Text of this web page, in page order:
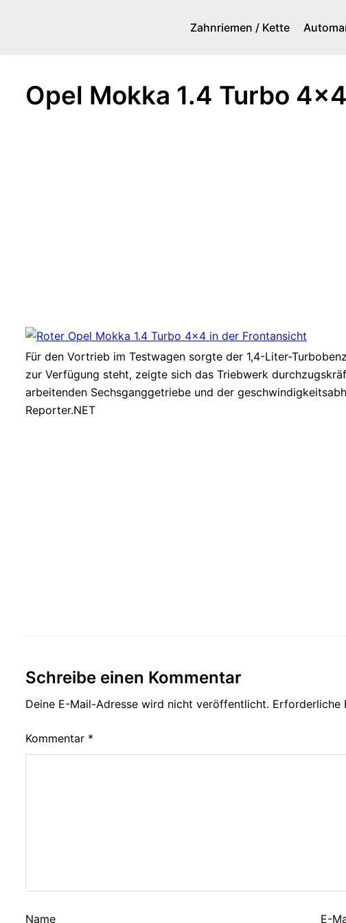
Zahnriemen / Kette
Opel Mokka 1.4 Turbo
Für den Vortrieb im Testwagen sorgte der 1,4-Liter-
zur Verfügung steht, zeigte sich das Triebwerk
arbeitenden Sechsganggetriebe und der
Reporter.NET
Schreibe einen Kommentar
Deine E-Mail-Adresse wird nicht veröffentlicht. Erforderliche
Kommentar *
Name E-